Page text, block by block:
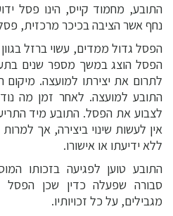
התובע, מחמוד קייס, הינו פסל
נחף אשר הציבה בכיכר מרכזית,
הפסל גדול ממדים, עשוי ברזל
הפסל הוצג במשך מספר שנים
לתרום את יצירתו למועצה. מיקום
התובע למועצה. לאחר זמן מה
לצבוע את הפסל. התובע מיד התריע
אין לעשות שינוי ביצירה, אך
ללא ידיעתו או אישורו.
התובע טוען לפגיעה בזכותו
סבורה שפעלה כדין שכן
מגבילים, על כל זכויותיו.